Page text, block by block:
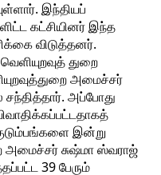
இந்தியப்
கட்சியினர் இந்த
விடுத்தனர்.
துறை
அமைச்சர்
அப்போது
இன்று
அமைச்சர் சுஷ்மா ஸ்வராஜ்
39 பேரும்